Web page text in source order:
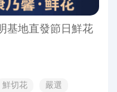
基地直發節日鮮花
鮮切花
嚴選